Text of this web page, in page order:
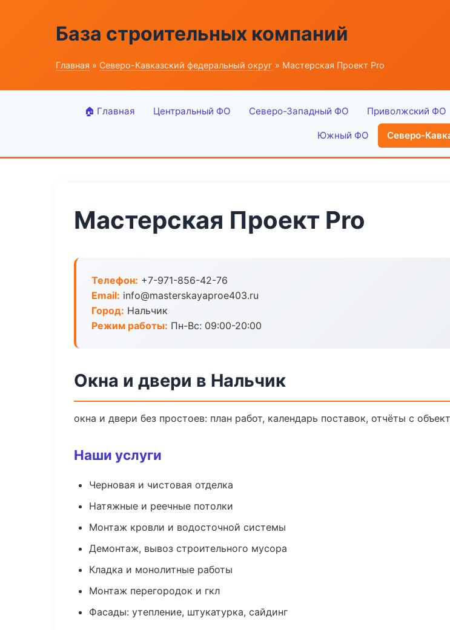
База строительных компаний
Главная » Северо-Кавказский федеральный округ » Мастерская Проект Pro
🏠 Главная Центральный ФО Северо-Западный ФО Приволжский ФО
Южный ФО Северо-
Мастерская Проект Pro
Телефон: +7-971-856-42-76
Email: info@masterskayaproe403.ru
Город: Нальчик
Режим работы: Пн-Вс: 09:00-20:00
Окна и двери в Нальчик
окна и двери без простоев: план работ, календарь поставок, отчёты с
Наши услуги
Черновая и чистовая отделка
Натяжные и реечные потолки
Монтаж кровли и водосточной системы
Демонтаж, вывоз строительного мусора
Кладка и монолитные работы
Монтаж перегородок и гкл
Фасады: утепление, штукатурка, сайдинг